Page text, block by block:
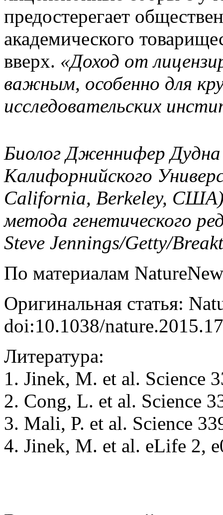
предостерегает
академического
вверх. «Доход от
важным, особенно для
исследовательских
Биолог Дженнифер
Калифорнийского
California, Berkeley, США)
метода генетического
Steve Jennings/Getty/
По материалам
Оригинальная статья:
doi:10.1038/
Литература:
1. Jinek, M. et al. Science
2. Cong, L. et al. Science
3. Mali, P. et al. Science
4. Jinek, M. et al. eLife 2,